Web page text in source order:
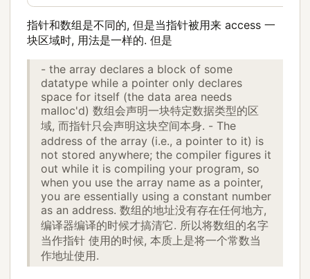
指针和数组是不同的, 但是当指针被用来 access 一
块区域时, 用法是一样的. 但是
- the array declares a block of some
datatype while a pointer only declares
space for itself (the data area needs
malloc'd) 数组会声明一块特定数据类型的区
域, 而指针只会声明这块空间本身. - The
address of the array (i.e., a pointer to it) is
not stored anywhere; the compiler figures it
out while it is compiling your program, so
when you use the array name as a pointer,
you are essentially using a constant number
as an address. 数组的地址没有存在任何地方,
编译器编译的时候才搞清它. 所以将数组的名字
当作指针 使用的时候, 本质上是将一个常数当
作地址使用.